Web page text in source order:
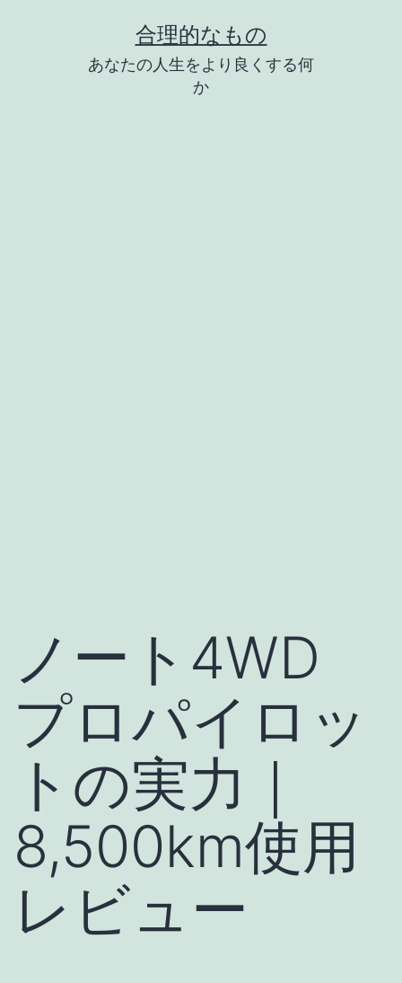
合理的なもの
あなたの人生をより良くする何
か
ノート4WD
プロパイロッ
トの実力｜
8,500km使用
レビュー